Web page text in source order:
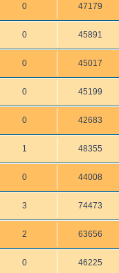
0 47179
0 45891
0 45017
0 45199
0 42683
1 48355
0 44008
3 74473
2 63656
0 46225